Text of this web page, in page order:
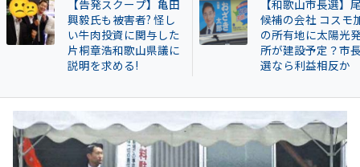
【和歌山市長選】尾崎
候補の会社 コスモ加太
の所有地に太陽光発電
所が建設予定？市長当
選なら利益相反か
【岐南町】セクハ
動その後 議員全員
〝謎ルール〟導入
会は混乱！現町長
撃すると…